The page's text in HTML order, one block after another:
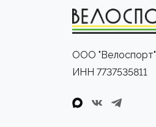
ООО "Велоспорт"
ИНН 7737535811